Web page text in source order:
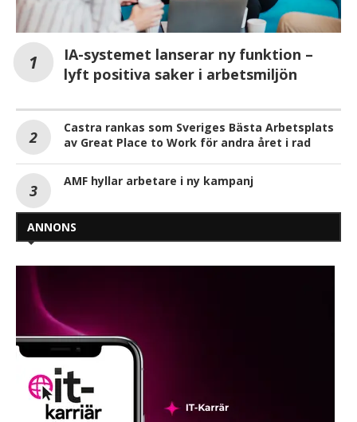
IA-systemet lanserar ny funktion –
lyft positiva saker i arbetsmiljön
Castra rankas som Sveriges Bästa Arbetsplats
av Great Place to Work för andra året i rad
AMF hyllar arbetare i ny kampanj
ANNONS